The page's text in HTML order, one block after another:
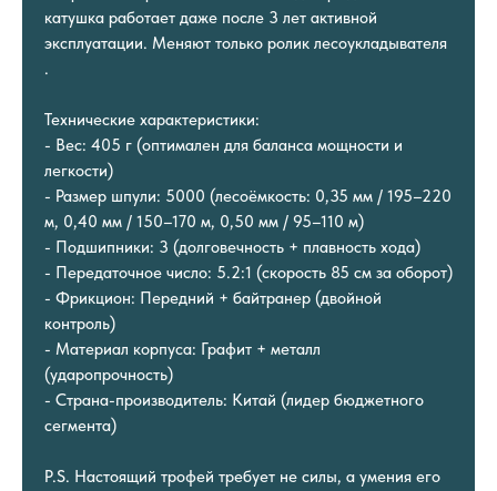
катушка работает даже после 3 лет активной
эксплуатации. Меняют только ролик лесоукладывателя
.
Технические характеристики:
- Вес: 405 г (оптимален для баланса мощности и
легкости)
- Размер шпули: 5000 (лесоёмкость: 0,35 мм / 195–220
м, 0,40 мм / 150–170 м, 0,50 мм / 95–110 м)
- Подшипники: 3 (долговечность + плавность хода)
- Передаточное число: 5.2:1 (скорость 85 см за оборот)
- Фрикцион: Передний + байтранер (двойной
контроль)
- Материал корпуса: Графит + металл
(ударопрочность)
- Страна-производитель: Китай (лидер бюджетного
сегмента)
P.S. Настоящий трофей требует не силы, а умения его